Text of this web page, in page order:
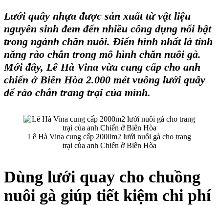
Lưới quây nhựa được sản xuất từ vật liệu
nguyên sinh đem đến nhiều công dụng nổi bật
trong ngành chăn nuôi. Điển hình nhất là tính
năng rào chắn trong mô hình chăn nuôi gà.
Mới đây, Lê Hà Vina vừa cung cấp cho anh
chiến ở Biên Hòa 2.000 mét vuông lưới quây
để rào chắn trang trại của mình.
Lê Hà Vina cung cấp 2000m2 lưới nuôi gà cho trang
trại của anh Chiến ở Biên Hòa
Dùng lưới quay cho chuồng
nuôi gà giúp tiết kiệm chi phí